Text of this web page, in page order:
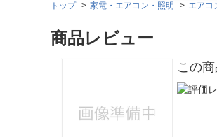
新規会員登録
お買いもの履歴
トップ 家電・エアコン・照明 エアコ
商品レビュー
この